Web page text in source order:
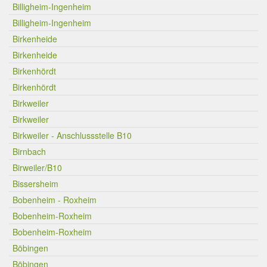
Billigheim-Ingenheim
Billigheim-Ingenheim
Birkenheide
Birkenheide
Birkenhördt
Birkenhördt
Birkweiler
Birkweiler
Birkweiler - Anschlussstelle B10
Birnbach
Birweiler/B10
Bissersheim
Bobenheim - Roxheim
Bobenheim-Roxheim
Bobenheim-Roxheim
Böbingen
Böbingen